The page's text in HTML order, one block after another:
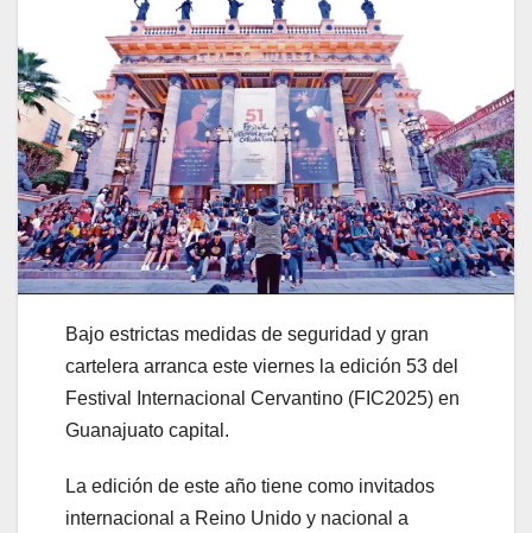
Bajo estrictas medidas de seguridad y gran
cartelera arranca este viernes la edición 53 del
Festival Internacional Cervantino (FIC2025) en
Guanajuato capital.
La edición de este año tiene como invitados
internacional a Reino Unido y nacional a